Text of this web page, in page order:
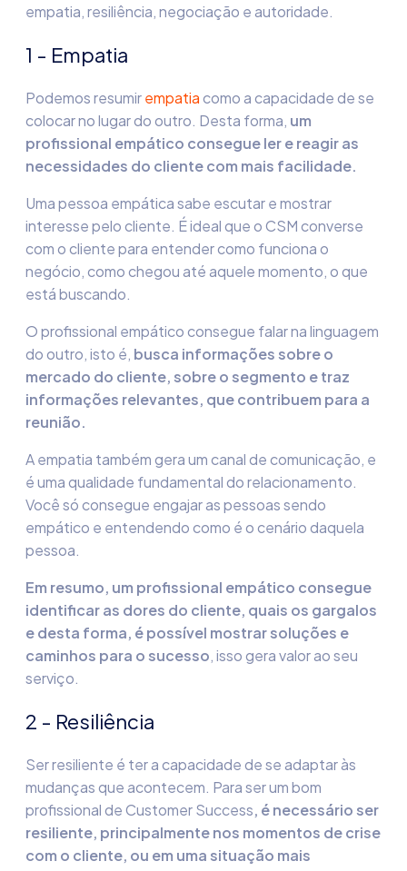
empatia, resiliência, negociação e autoridade.
1 - Empatia
Podemos resumirempatiacomo a capacidade de se
colocar no lugar do outro. Desta forma, um
profissional empático consegue ler e reagir as
necessidades do cliente com mais facilidade.
Uma pessoa empática sabe escutar e mostrar
interesse pelo cliente. É ideal que o CSM converse
com o cliente para entender como funciona o
negócio, como chegou até aquele momento, o que
está buscando.
O profissional empático consegue falar na linguagem
do outro, isto é, busca informações sobre o
mercado do cliente, sobre o segmento e traz
informações relevantes, que contribuem para a
reunião.
A empatia também gera um canal de comunicação, e
é uma qualidade fundamental do relacionamento.
Você só consegue engajar as pessoas sendo
empático e entendendo como é o cenário daquela
pessoa.
Em resumo, um profissional empático consegue
identificar as dores do cliente, quais os gargalos
edesta forma, é possível mostrar soluções e
caminhos para o sucesso, isso gera valor ao seu
serviço.
2 - Resiliência
Ser resiliente é ter a capacidade de se adaptar às
mudanças que acontecem. Para ser um bom
profissional de Customer Success, é necessário ser
resiliente, principalmente nos momentos de crise
com o cliente, ou em uma situação mais